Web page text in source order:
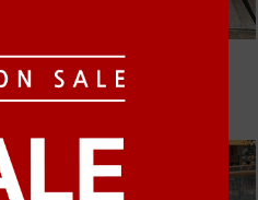
●
m_마무 린넨 나시 [4차 재입고]
28,000원